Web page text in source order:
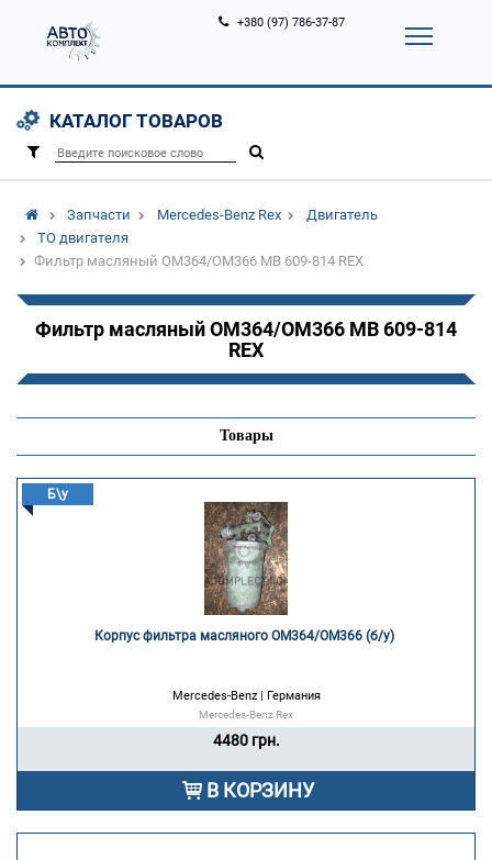
0)
Услуги
+380 (97) 786-37-87
КАТАЛОГ ТОВАРОВ
Запчасти Mercedes-Benz Rex
Двигатель
ТО двигателя
Фильтр масляный OM364/OM366 MB 609-814 REX
Фильтр масляный OM364/OM366 MB 609-814
REX
Товары
Б\у
Корпус фильтра масляного OM364/OM366 (б/у)
Mercedes-Benz | Германия
Mercedes-Benz Rex
4480 грн.
В КОРЗИНУ